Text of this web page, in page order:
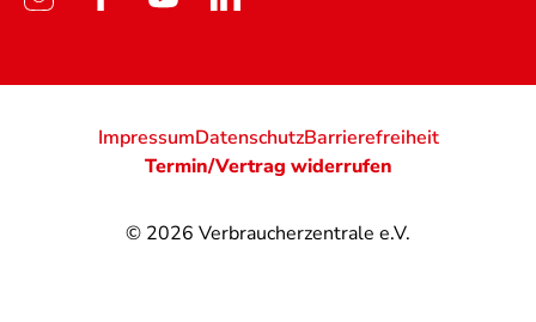
© 2026 Verbraucherzentrale e.V.
ImpressumDatenschutzBarrierefreiheit
Termin/Vertrag widerrufen